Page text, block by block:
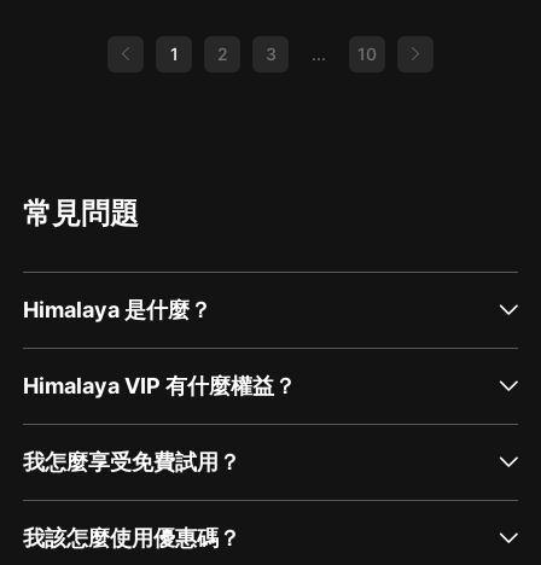
1 2 3 ... 10
常見問題
Himalaya 是什麼？
Himalaya VIP 有什麼權益？
我怎麼享受免費試用？
我該怎麼使用優惠碼？